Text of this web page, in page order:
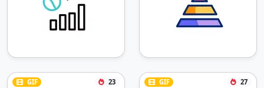
GIF 23 GIF 27